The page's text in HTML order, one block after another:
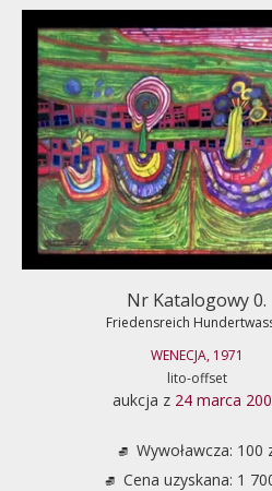
Nr Katalogowy 0.
Friedensreich
WENECJA, 1971
lito-offset
aukcja z 24 marca
Wywoławcza: 100
Cena uzyskana: 1